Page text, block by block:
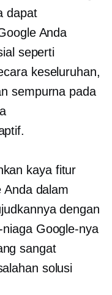
dapat
Anda
seperti
keseluruhan,
sempurna pada
kaya fitur
Anda dalam
dengan
Google-nya
sangat
solusi